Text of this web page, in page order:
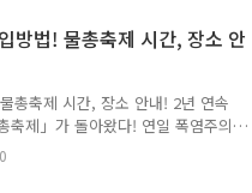
에 맞서는 지구인"입니다. 외계군단
, 지구인들은 원형 우주선에서 외계
다! 2017 신촌 물총축제 ● 일 시 :
방법! 물총축제 시간, 장소 안
총축제 시간, 장소 안내! 2년 연속
축제」가 돌아왔다! 연일 폭염주의
에게는 #물총축제가 있잖아요~ ^^
총 구입방법 ▲ 물총축제 시간, 장